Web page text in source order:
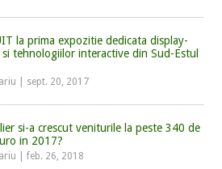
la prima expozitie dedicata display-
tehnologiilor interactive din Sud-Estul
sept. 20, 2017
si-a crescut veniturile la peste 340 de
in 2017?
|feb. 26, 2018